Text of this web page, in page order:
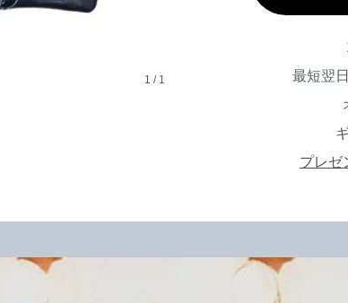
1 / 1
最短翌
プレゼ